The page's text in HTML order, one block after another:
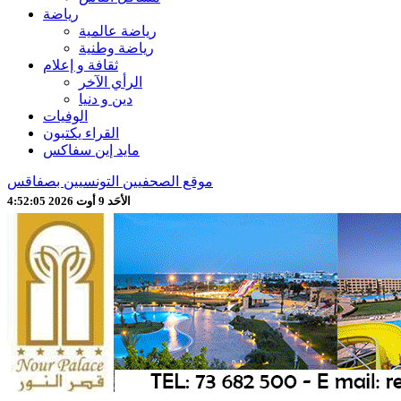
رياضة
رياضة عالمية
رياضة وطنية
ثقافة و إعلام
الرأي الآخر
دين و دنيا
الوفيات
القراء يكتبون
مايد إين سفاكس
موقع الصحفيين التونسيين بصفاقس
الأحَد 9 أوت 2026 4:52:08